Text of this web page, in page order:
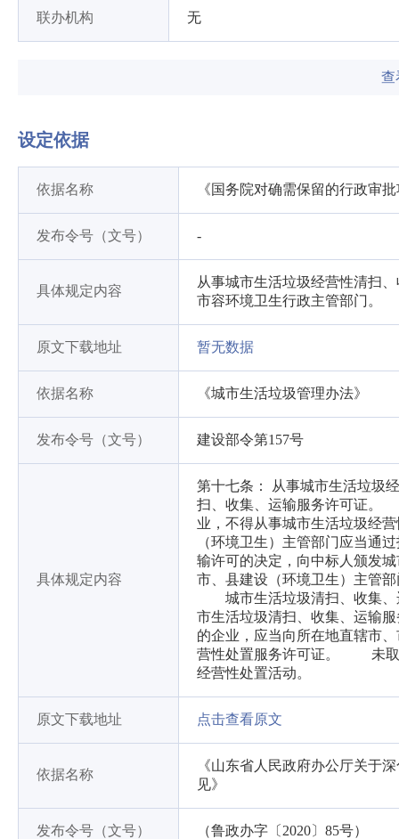
联办机构 无
查
设定依据
依据名称 《国务院对确需保留的行政审
发布令号（文号） -
具体规定内容
从事城市生活垃圾经营性清扫
市容环境卫生行政主管部门。
原文下载地址 暂无数据
依据名称 《城市生活垃圾管理办法》
发布令号（文号） 建设部令第157号
具体规定内容
第十七条： 从事城市生活垃圾
扫、收集、运输服务许可证。
业，不得从事城市生活垃圾经
（环境卫生）主管部门应当通
输许可的决定，向中标人颁发
市、县建设（环境卫生）主管
城市生活垃圾清扫、收集、
市生活垃圾清扫、收集、运输
的企业，应当向所在地直辖市
营性处置服务许可证。 未取
经营性处置活动。
原文下载地址 点击查看原文
依据名称
《山东省人民政府办公厅关于
见》
发布令号（文号） （鲁政办字〔2020〕85号）